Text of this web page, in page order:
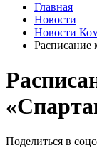
Главная
Новости
Новости
Расписание
Поделиться в